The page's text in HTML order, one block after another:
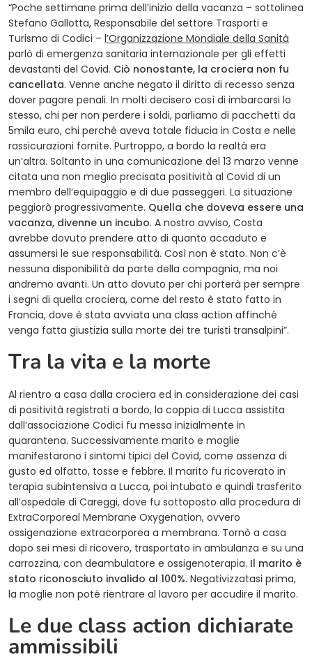
“Poche settimane prima dell’inizio della vacanza – sottolinea
Stefano Gallotta, Responsabile del settore Trasporti e
Turismo di Codici – l’Organizzazione Mondiale della Sanità
parlò di emergenza sanitaria internazionale per gli effetti
devastanti del Covid. Ciò nonostante, la crociera non fu
cancellata. Venne anche negato il diritto di recesso senza
dover pagare penali. In molti decisero così di imbarcarsi lo
stesso, chi per non perdere i soldi, parliamo di pacchetti da
5mila euro, chi perché aveva totale fiducia in Costa e nelle
rassicurazioni fornite. Purtroppo, a bordo la realtà era
un’altra. Soltanto in una comunicazione del 13 marzo venne
citata una non meglio precisata positività al Covid di un
membro dell’equipaggio e di due passeggeri. La situazione
peggiorò progressivamente. Quella che doveva essere una
vacanza, divenne un incubo. A nostro avviso, Costa
avrebbe dovuto prendere atto di quanto accaduto e
assumersi le sue responsabilità. Così non è stato. Non c’è
nessuna disponibilità da parte della compagnia, ma noi
andremo avanti. Un atto dovuto per chi porterà per sempre
i segni di quella crociera, come del resto è stato fatto in
Francia, dove è stata avviata una class action affinché
venga fatta giustizia sulla morte dei tre turisti transalpini”.
Tra la vita e la morte
Al rientro a casa dalla crociera ed in considerazione dei casi
di positività registrati a bordo, la coppia di Lucca assistita
dall’associazione Codici fu messa inizialmente in
quarantena. Successivamente marito e moglie
manifestarono i sintomi tipici del Covid, come assenza di
gusto ed olfatto, tosse e febbre. Il marito fu ricoverato in
terapia subintensiva a Lucca, poi intubato e quindi trasferito
all’ospedale di Careggi, dove fu sottoposto alla procedura di
ExtraCorporeal Membrane Oxygenation, ovvero
ossigenazione extracorporea a membrana. Tornò a casa
dopo sei mesi di ricovero, trasportato in ambulanza e su una
carrozzina, con deambulatore e ossigenoterapia. Il marito è
stato riconosciuto invalido al 100%. Negativizzatasi prima,
la moglie non poté rientrare al lavoro per accudire il marito.
Le due class action dichiarate
ammissibili